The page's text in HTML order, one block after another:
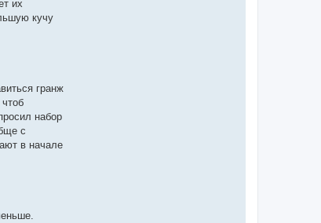
их
кучу
гранж
набор
с
в начале